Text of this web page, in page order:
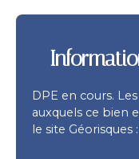
DPE en cours.
auxquels ce bien
le site Géorisques